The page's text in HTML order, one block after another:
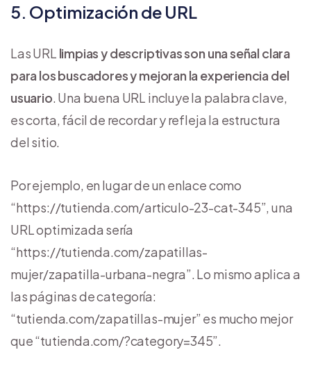
5. Optimización de URL
Las URL limpias y descriptivas son una señal clara
para los buscadores y mejoran la experiencia del
usuario. Una buena URL incluye la palabra clave,
es corta, fácil de recordar y refleja la estructura
del sitio.
Por ejemplo, en lugar de un enlace como
“https://tutienda.com/articulo-23-cat-345”, una
URL optimizada sería
“https://tutienda.com/zapatillas-
mujer/zapatilla-urbana-negra”. Lo mismo aplica a
las páginas de categoría:
“tutienda.com/zapatillas-mujer” es mucho mejor
que “tutienda.com/?category=345”.